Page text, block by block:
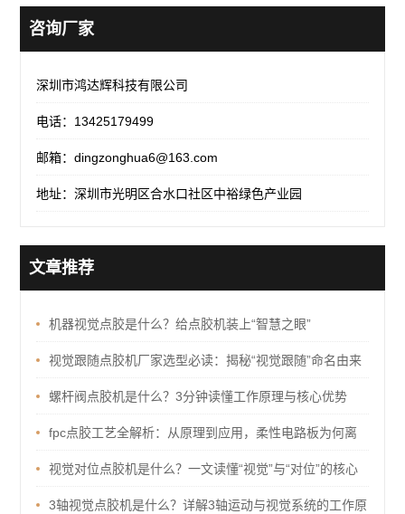
咨询厂家
深圳市鸿达辉科技有限公司
电话：13425179499
邮箱：dingzonghua6@163.com
地址：深圳市光明区合水口社区中裕绿色产业园
文章推荐
机器视觉点胶是什么？给点胶机装上“智慧之眼”
视觉跟随点胶机厂家选型必读：揭秘“视觉跟随”命名由来
与核心选厂指标
螺杆阀点胶机是什么？3分钟读懂工作原理与核心优势
fpc点胶工艺全解析：从原理到应用，柔性电路板为何离
不开点胶？
视觉对位点胶机是什么？一文读懂“视觉”与“对位”的核心
逻辑3轴视觉点胶机是什么？详解3轴运动与视觉系统的工作原